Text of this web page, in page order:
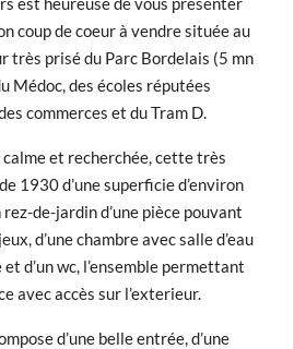
coup de coeur à vendre située au
très prisé du Parc Bordelais (5 mn
Médoc, des écoles réputées
commerces et du Tram D.
calme et recherchée, cette très
1930 d’une superficie d’environ
de-jardin d’une pièce pouvant
d’une chambre avec salle d’eau
d’un wc, l’ensemble permettant
avec accès sur l’exterieur.
d’une belle entrée, d’une